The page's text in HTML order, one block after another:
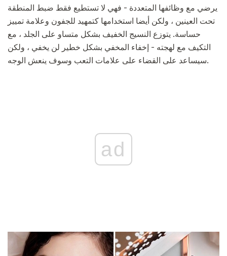
يرضي مع وظائفها المتعددة - فهي لا تستطيع فقط ضبط المنطقة
تحت العينين ، ولكن أيضا استخدامها كتمهيد للجفون وعلامة تمييز
حساسة. يتوزع النسيج الخفيف بشكل متساو على الجلد ، مع
التكيف مع لهجته - إخفاء المخفي بشكل خطير لن يخفي ، ولكن
سيساعد على القضاء على علامات التعب وسوف ينعش الوجه.
ad